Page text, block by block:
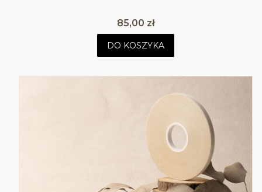
Cena
85,00 zł
DO KOSZYKA